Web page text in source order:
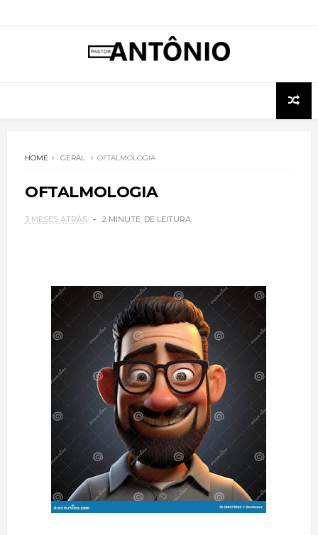
HOME GERAL OFTALMOLOGIA
OFTALMOLOGIA
3 MESES ATRÁS 2 MINUTE DE LEITURA